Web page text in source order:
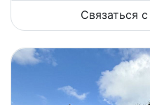
Связаться